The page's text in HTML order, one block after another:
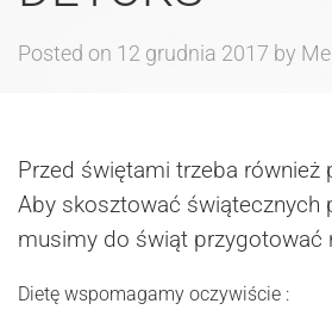
Posted on 12 grudnia 2017 by
Przed świętami trzeba również
Aby skosztować świątecznych
musimy do świąt przygotować
Dietę wspomagamy oczywiście :